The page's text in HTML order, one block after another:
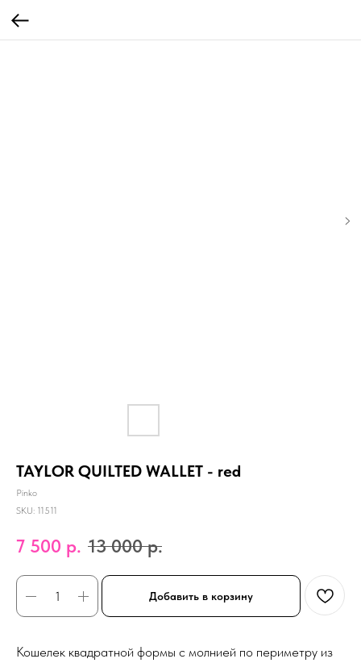
TAYLOR QUILTED WALLET - red
Pinko
SKU: 11511
7 500 р. 13 000 р.
Добавить в корзину
Кошелек квадратной формы с молнией по периметру из